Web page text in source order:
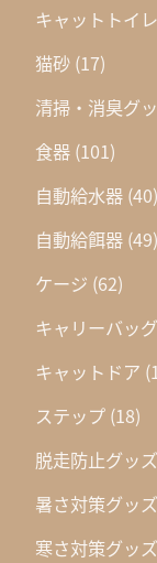
キャットトイレ
猫砂 (17)
清掃・消臭グ
食器 (101)
自動給水器 (40)
自動給餌器 (49)
ケージ (62)
キャリーバッグ
キャットドア
ステップ (18)
脱走防止グッズ
暑さ対策グッズ
寒さ対策グッズ